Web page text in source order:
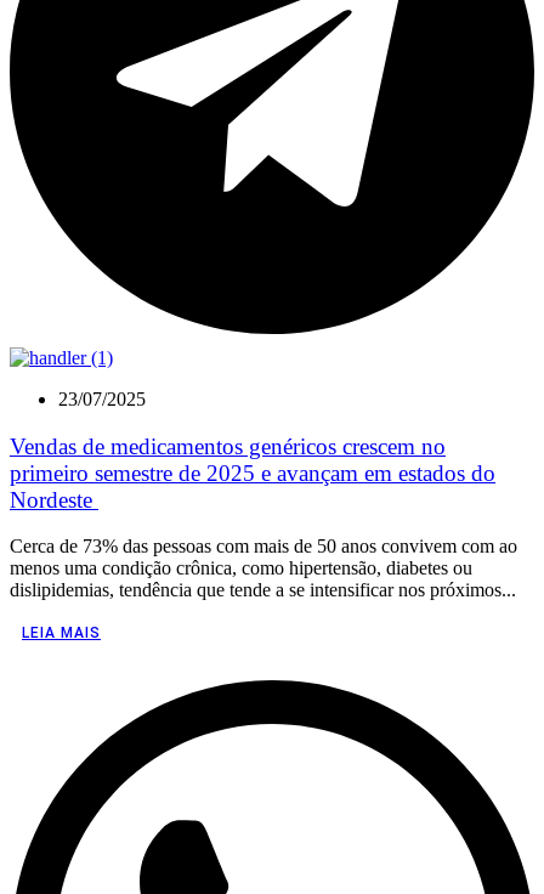
23/07/2025
Vendas de medicamentos genéricos crescem no
primeiro semestre de 2025 e avançam em estados do
Nordeste
Cerca de 73% das pessoas com mais de 50 anos convivem com ao
menos uma condição crônica, como hipertensão, diabetes ou
dislipidemias, tendência que tende a se intensificar nos próximos...
LEIA MAIS